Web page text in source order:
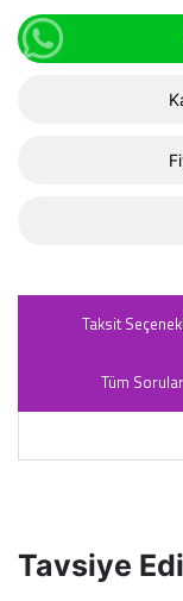
Taksit
Tüm Sorular
Tavsiye